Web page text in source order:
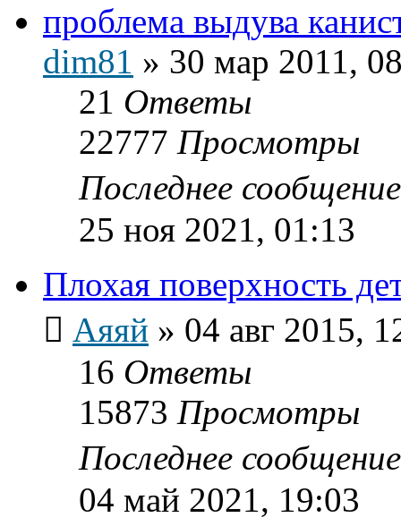
проблема выдува
dim81 » 30 мар 2011,
21 Ответы
22777 Просмотры
Последнее
25 ноя 2021, 01:13
Плохая поверхность
Аяяй » 04 авг 2015,
16 Ответы
15873 Просмотры
Последнее
04 май 2021, 19:03